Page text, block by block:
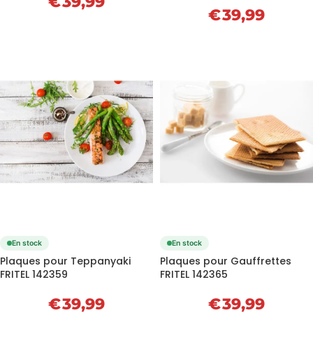
€39,99
En stock
Plaques pour Teppanyaki
FRITEL 142359
€39,99
En stock
Plaques pour Gauffrettes
FRITEL 142365
€39,99